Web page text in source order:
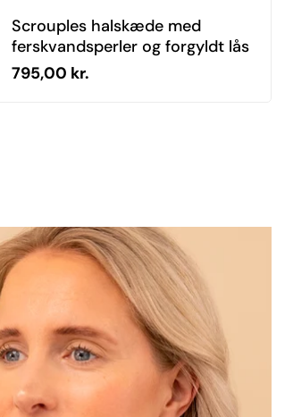
Scrouples halskæde med
ferskvandsperler og forgyldt lås
- 38312H,M
Normal pris
795,00 kr.